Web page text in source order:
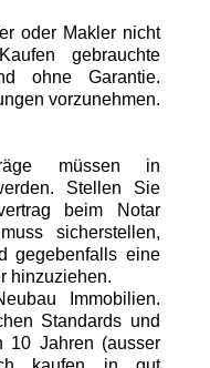
oder Makler nicht
gebrauchte
ohne Garantie.
vorzunehmen.
müssen in
Stellen Sie
beim Notar
sicherstellen,
gegebenfalls eine
hinzuziehen.
Immobilien.
Standards und
10 Jahren (ausser